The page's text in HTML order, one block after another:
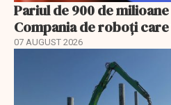
Pariul de 900 de
Compania de roboți
07 AUGUST 2026